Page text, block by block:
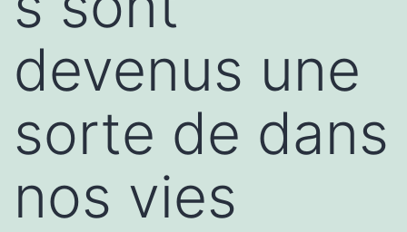
devenus une
sorte de dans
nos vies